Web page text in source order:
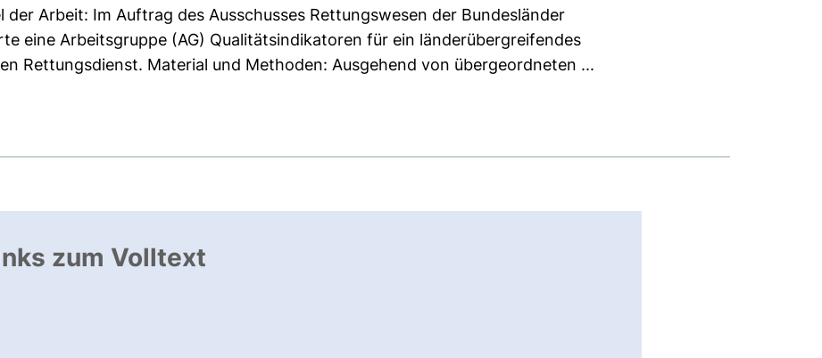
der Arbeit: Im Auftrag des Ausschusses Rettungswesen der Bundesländer
eine Arbeitsgruppe (AG) Qualitätsindikatoren für ein länderübergreifendes
Rettungsdienst. Material und Methoden: Ausgehend von übergeordneten ...
zum Volltext
öffnet neues Fenster